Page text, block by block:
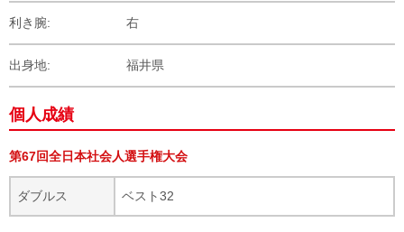
利き腕 右
出身地 福井県
個人成績
第67回全日本社会人選手権大会
ダブルス ベスト32